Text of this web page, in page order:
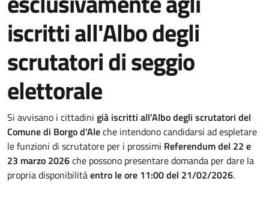
iscritti all'Albo degli
scrutatori di seggio
elettorale
Si avvisano i cittadini già iscritti all’Albo degli scrutatori del
Comune di Borgo d'Aleche intendono candidarsi ad espletare
le funzioni di scrutatore per i prossimi Referendum del 22 e
23 marzo 2026che possono presentare domanda per dare la
propria disponibilitàentro le ore 11:00 del 21/02/2026.